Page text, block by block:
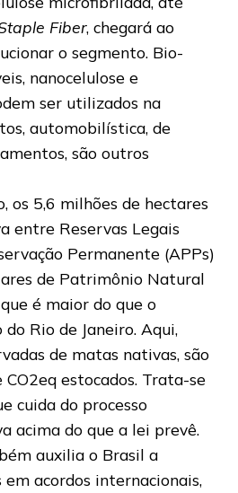
Fiber, chegará ao
o segmento. Bio-
nanocelulose e
ser utilizados na
automobilística, de
são outros
os 5,6 milhões de hectares
entre Reservas Legais
Permanente (APPs)
de Patrimônio Natural
é maior do que o
Rio de Janeiro. Aqui,
de matas nativas, são
estocados. Trata-se
cuida do processo
acima do que a lei prevê.
auxilia o Brasil a
acordos internacionais,